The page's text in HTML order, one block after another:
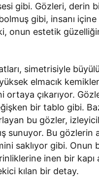
gibi. Gözleri, derin
gibi, insanı içine
onun estetik
simetrisiyle
elmacık
ortaya çıkarıyor.
bir tablo gibi.
bu gözler,
sunuyor. Bu gözlerin
saklıyor gibi. Onun
inen bir kapı
kılan bir detay.